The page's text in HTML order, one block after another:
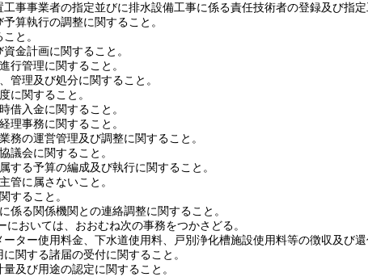
工事事業者の指定並びに排水設備工事に係る責任技術者の登録及び指
算執行の調整に関すること。
と。
金計画に関すること。
行管理に関すること。
管理及び処分に関すること。
に関すること。
借入金に関すること。
理事務に関すること。
務の運営管理及び調整に関すること。
議会に関すること。
する予算の編成及び執行に関すること。
管に属さないこと。
すること。
係る関係機関との連絡調整に関すること。
においては、おおむね次の事務をつかさどる。
ーター使用料金、下水道使用料、戸別浄化槽施設使用料等の徴収及び
に関する諸届の受付に関すること。
及び用途の認定に関すること。